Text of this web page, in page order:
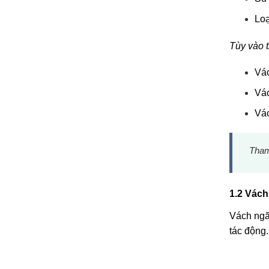
Tùy vào
1.2
Vách
tác động.